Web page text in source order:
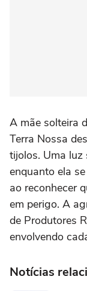
A mãe solteira
Terra Nossa
tijolos. Uma luz
enquanto ela
ao reconhecer
em perigo. A
de Produtores
envolvendo
Notícias